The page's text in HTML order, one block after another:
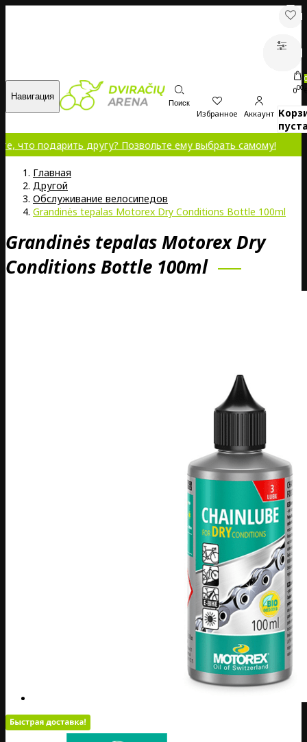
Навигация
Поиск
Избранное Аккаунт
0
000
другу? Позвольте ему выбрать самому!
Главная
Другой
Обслуживание велосипедов
Grandinės tepalas Motorex Dry Conditions Bottle 100ml
Grandinės tepalas Motorex Dry
Conditions Bottle 100ml